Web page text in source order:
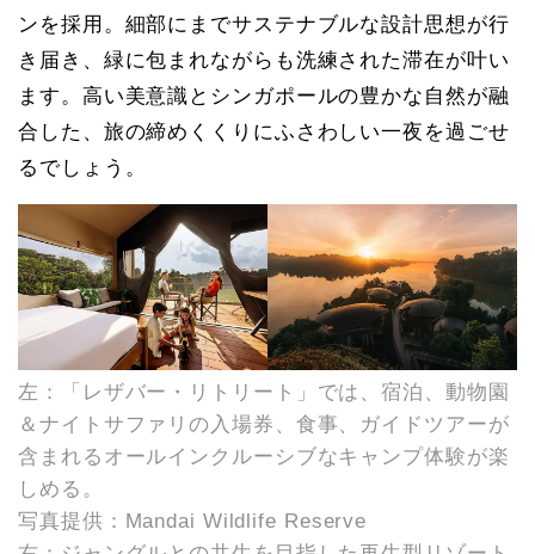
ンを採用。細部にまでサステナブルな設計思想が行
き届き、緑に包まれながらも洗練された滞在が叶い
ます。高い美意識とシンガポールの豊かな自然が融
合した、旅の締めくくりにふさわしい一夜を過ごせ
るでしょう。
左：「レザバー・リトリート」では、宿泊、動物園
＆ナイトサファリの入場券、食事、ガイドツアーが
含まれるオールインクルーシブなキャンプ体験が楽
しめる。
写真提供：Mandai Wildlife Reserve